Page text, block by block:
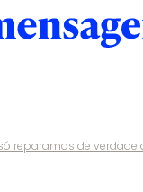
reparamos de